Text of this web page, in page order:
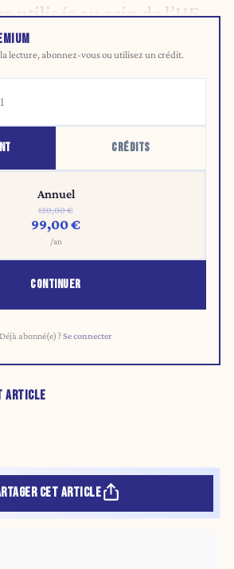
utilisés au sein de l’UE.
lecture, abonnez-vous ou utilisez un crédit.
CRÉDITS
Annuel
120,00 €
99,00 €
/an
CONTINUER
Déjà abonné(e) ?Se connecter
ARTICLE
CET ARTICLE